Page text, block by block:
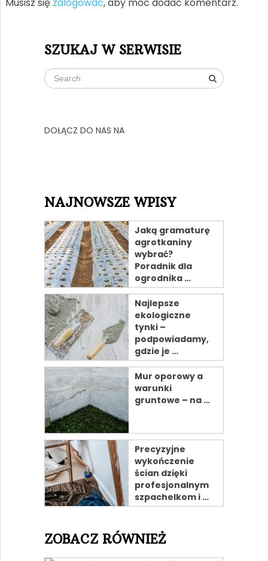
SZUKAJ W SERWISIE
DOŁĄCZ DO NAS NA
NAJNOWSZE WPISY
Jaką gramaturę
agrotkaniny
wybrać?
Poradnik dla
ogrodnika …
Najlepsze
ekologiczne
tynki –
podpowiadamy,
gdzie je …
Mur oporowy a
warunki
gruntowe – na …
Precyzyjne
wykończenie
ścian dzięki
profesjonalnym
szpachelkom i …
ZOBACZ RÓWNIEŻ